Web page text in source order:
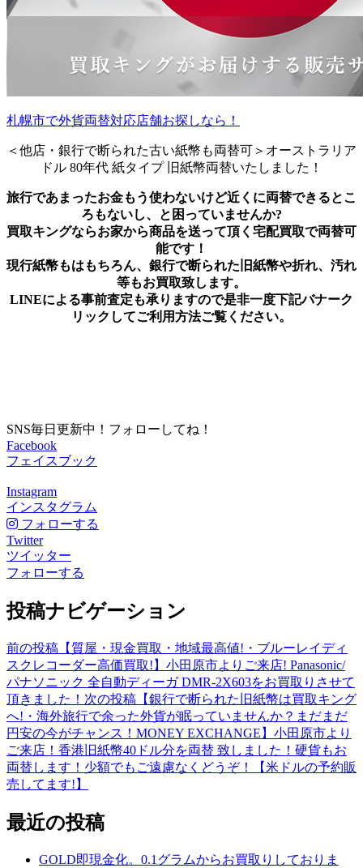
札幌市で外貨両替対応店舗お探しなら！
＜他店・銀行で断られた古い紙幣も両替可＞オーストラリア
ドル 80年代 紙タイプ 旧紙幣両替いたしました！
旅行であまったお金もう使わないけど近くに両替できるとこ
ろもないし、と困っていませんか?
買取キングならお家から商品を送って頂く宅配買取で両替可
能です！
現行紙幣もはもちろん、銀行で断られた旧紙幣や折れ、汚れ
等もお買取致します。
LINEによる事前査定も承りますので是非一度下記バナーク
リックしてご利用方法ご覧ください。
SNS毎日更新中！フォローしてね！
Facebook
フェイスブック
Instagram
インスタグラム
フォローする
Twitter
ツイッター
フォローする
投稿ナビゲーション
前の投稿 【質屋・現金買取・地域最高値!・ブルーレイディ
スクレコーダー高価買取!】小田原市よりご来店! Panasonic/
パナソニック 全自動ディーガ DMR-2X603をお買取りさせて
頂きました！ 次の投稿 【銀行で断られた旧紙幣は買取キング
へ!・海外旅行で余った外貨が眠っていませんか？まだまだ
円安の今がチャンス！MONEY EXCHANGE】小田原市より
ご来店！香港旧紙幣40ドル分を両替 致しました！硬貨もお
両替します！少額でもご遠慮なくどうぞ！【米ドルの予約販
売してます!】
最近の投稿
GOLD即現金化。0.1グラムからお買取りしておりま